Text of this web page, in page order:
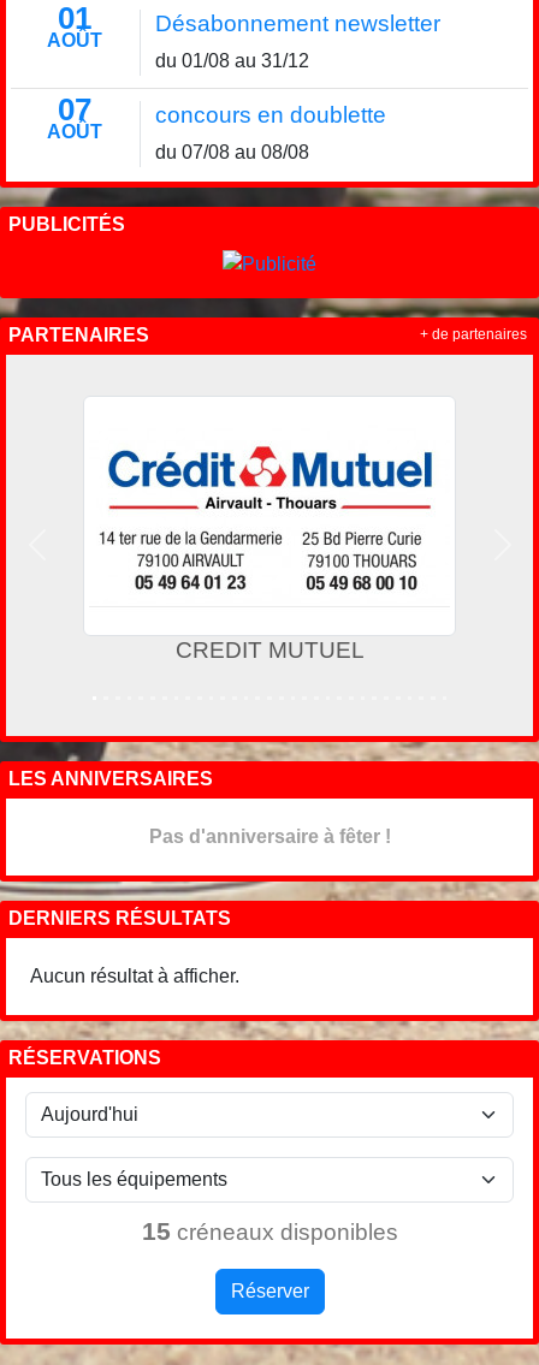
01
AOÛT
Désabonnement newsletter
du 01/08 au 31/12
07
AOÛT
concours en doublette
du 07/08 au 08/08
PUBLICITÉS
PARTENAIRES
CREDIT MUTUEL
+ de partenaires
LES ANNIVERSAIRES
Pas d'anniversaire à fêter !
DERNIERS RÉSULTATS
Aucun résultat à afficher.
RÉSERVATIONS
15 créneaux disponibles
Réserver